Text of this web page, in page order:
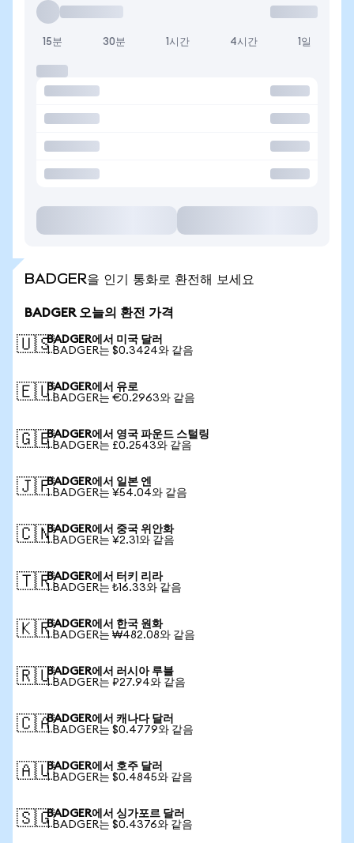
15분 30분 1시간 4시간 1일
BADGER을 인기 통화로 환전해 보세요
BADGER 오늘의 환전 가격
🇺🇸BADGER에서 미국 달러
1 BADGER는 $0.3424와 같음
🇪🇺BADGER에서 유로
1 BADGER는 €0.2963와 같음
🇬🇧BADGER에서 영국 파운드 스털링
1 BADGER는 £0.2543와 같음
🇯🇵BADGER에서 일본 엔
1 BADGER는 ¥54.04와 같음
🇨🇳BADGER에서 중국 위안화
1 BADGER는 ¥2.31와 같음
🇹🇷BADGER에서 터키 리라
1 BADGER는 ₺16.33와 같음
🇰🇷BADGER에서 한국 원화
1 BADGER는 ₩482.08와 같음
🇷🇺BADGER에서 러시아 루블
1 BADGER는 ₽27.94와 같음
🇨🇦BADGER에서 캐나다 달러
1 BADGER는 $0.4779와 같음
🇦🇺BADGER에서 호주 달러
1 BADGER는 $0.4845와 같음
🇸🇬BADGER에서 싱가포르 달러
1 BADGER는 $0.4376와 같음